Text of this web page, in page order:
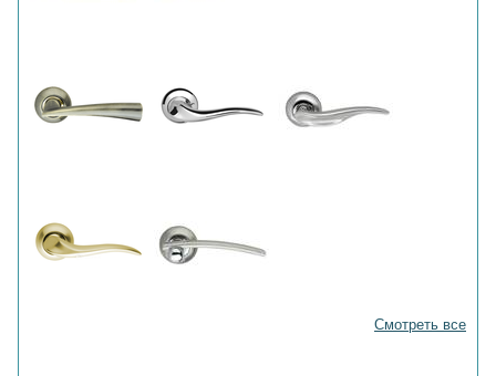
Смотреть все